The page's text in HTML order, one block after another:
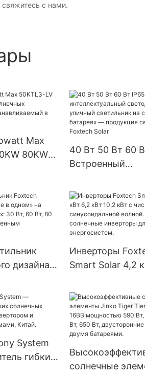
свяжитесь с нами.
Max
80KW
в сеть.
40 Вт 50 Вт 60
Встроенный
светодиодный
светильник на
солнечных
продукция серии
Foxtech Solar
дизайна
30
100 Вт,
Инверторы
Smart Solar 4,2
синусоидальной
Автономные
инверторы для
солнечных
энергосистем.
System
гибких
солнечные